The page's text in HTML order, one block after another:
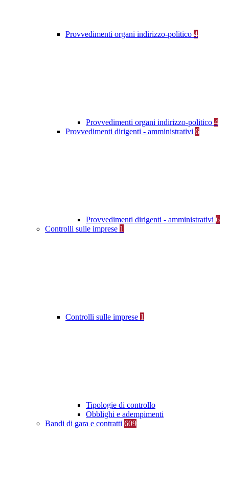
Provvedimenti organi indirizzo-politico 4
Provvedimenti organi indirizzo-politico 4
Provvedimenti dirigenti - amministrativi 6
Provvedimenti dirigenti - amministrativi 6
Controlli sulle imprese 1
Controlli sulle imprese 1
Tipologie di controllo
Obblighi e adempimenti
Bandi di gara e contratti 609